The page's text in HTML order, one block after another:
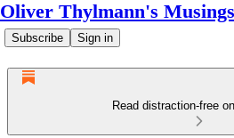
Oliver Thylmann's Musings
Subscribe Sign in
Read distraction-free